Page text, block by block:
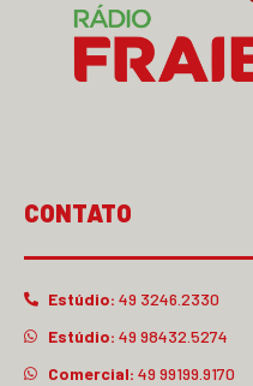
CONTATO
Estúdio: 49 3246.2330
Estúdio: 49 98432.5274
Comercial: 49 99199.9170